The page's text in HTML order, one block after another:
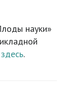
науки»
здесь.